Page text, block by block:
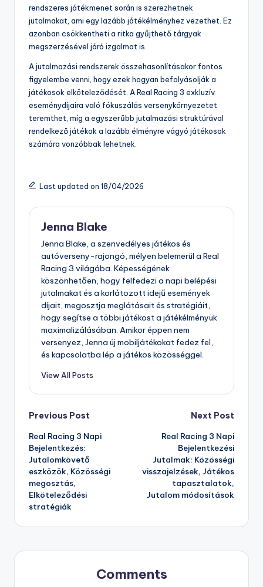
rendszeres játékmenet során is szerezhetnek
jutalmakat, ami egy lazább játékélményhez vezethet. Ez
azonban csökkentheti a ritka gyűjthető tárgyak
megszerzésével járó izgalmat is.
A jutalmazási rendszerek összehasonlításakor fontos
figyelembe venni, hogy ezek hogyan befolyásolják a
játékosok elköteleződését. A Real Racing 3 exkluzív
eseménydíjaira való fókuszálás versenykörnyezetet
teremthet, míg a egyszerűbb jutalmazási struktúrával
rendelkező játékok a lazább élményre vágyó játékosok
számára vonzóbbak lehetnek.
Last updated on 18/04/2026
Jenna Blake
Jenna Blake, a szenvedélyes játékos és
autóverseny-rajongó, mélyen belemerül a Real
Racing 3 világába. Képességének
köszönhetően, hogy felfedezi a napi belépési
jutalmakat és a korlátozott idejű események
díjait, megosztja meglátásait és stratégiáit,
hogy segítse a többi játékost a játékélményük
maximalizálásában. Amikor éppen nem
versenyez, Jenna új mobiljátékokat fedez fel,
és kapcsolatba lép a játékos közösséggel.
View All Posts
Post
navigation
Previous Post
Real Racing 3 Napi
Bejelentkezés:
Jutalomkövető
eszközök, Közösségi
megosztás,
Elköteleződési
stratégiák
Next Post
Real Racing 3 Napi
Bejelentkezési
Jutalmak: Közösségi
visszajelzések, Játékos
tapasztalatok,
Jutalom módosítások
Comments